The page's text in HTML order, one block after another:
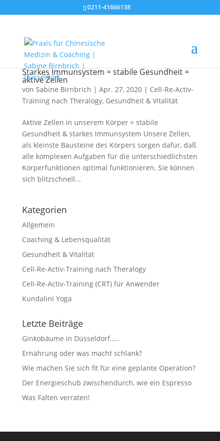
0211-41666138
Starkes Immunsystem = stabile Gesundheit =
aktive Zellen
von Sabine Birnbrich | Apr. 27, 2020| Cell-Re-Activ-
Training nach Theralogy, Gesundheit & Vitalität
Aktive Zellen in unserem Körper = stabile
Gesundheit & starkes Immunsystem Unsere Zellen,
als kleinste Bausteine des Körpers sorgen dafür, daß
alle komplexen Aufgaben für die unterschiedlichsten
Körperfunktionen optimal funktionieren. Sie können
sich blitzschnell...
Kategorien
Allgemein
Coaching & Lebensqualität
Gesundheit & Vitalität
Cell-Re-Activ-Training nach Theralogy
Cell-Re-Activ-Training (CRT) für Anwender
Kundalini Yoga
Letzte Beiträge
Ginkobäume in Düsseldorf…..
Ernährung oder was macht schlank?
Wie machen Sie sich fit für eine geplante Operation?
Der Energieschub zwischendurch, wie ein Espresso
Was Falten verraten!